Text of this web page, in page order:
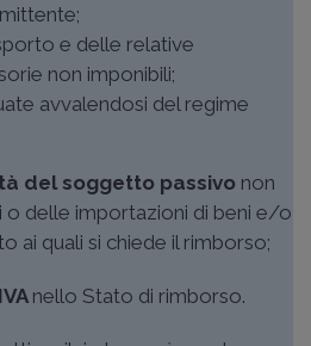
e delle relative
non imponibili;
avvalendosi del regime
del soggetto passivo non
o delle importazioni di beni e/o
ai quali si chiede il rimborso;
nello Stato di rimborso.